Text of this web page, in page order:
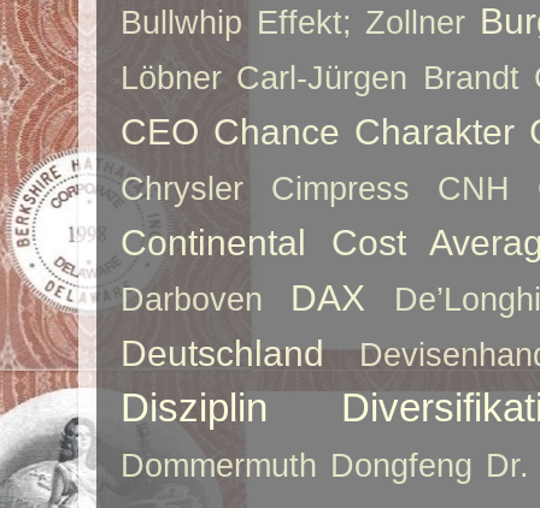
Bullwhip Effekt; Zollner
Löbner Carl-Jürgen Brandt
CEO Chance Charakter
Chrysler Cimpress CNH
Continental Cost
Darboven DAX De’Longhi
Deutschland
Disziplin
Dommermuth Dongfeng Dr.